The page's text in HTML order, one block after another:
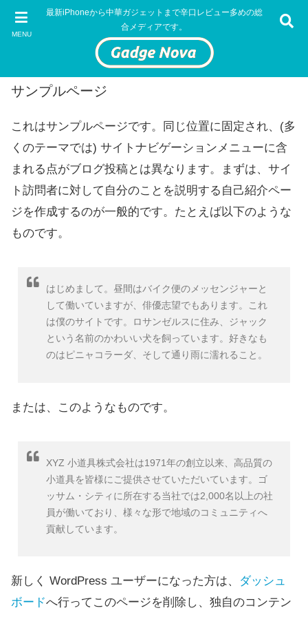
MENU
最新iPhoneから中華ガジェットまで辛口レビュー多めの総
合メディアです。
サンプルページ
これはサンプルページです。同じ位置に固定され、(多
くのテーマでは) サイトナビゲーションメニューに含
まれる点がブログ投稿とは異なります。まずは、サイ
ト訪問者に対して自分のことを説明する自己紹介ペー
ジを作成するのが一般的です。たとえば以下のような
ものです。
はじめまして。昼間はバイク便のメッセンジャーと
して働いていますが、俳優志望でもあります。これ
は僕のサイトです。ロサンゼルスに住み、ジャック
という名前のかわいい犬を飼っています。好きなも
のはピニャコラーダ、そして通り雨に濡れること。
または、このようなものです。
XYZ 小道具株式会社は1971年の創立以来、高品質の
小道具を皆様にご提供させていただいています。ゴ
ッサム・シティに所在する当社では2,000名以上の社
員が働いており、様々な形で地域のコミュニティへ
貢献しています。
新しく WordPress ユーザーになった方は、
ダッシュ
ボードへ行ってこのページを削除し、独自のコンテン